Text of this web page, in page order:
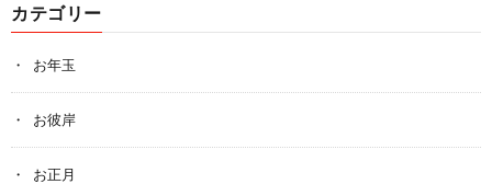
カテゴリー
お年玉
お彼岸
お正月